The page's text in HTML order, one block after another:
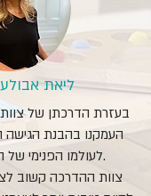
ליאת
בעזרת הדרכתן של
העמקנו בהבנת הגישה
לעולמו הפנימי של המדריך ושל הילד.
צוות ההדרכה קשוב